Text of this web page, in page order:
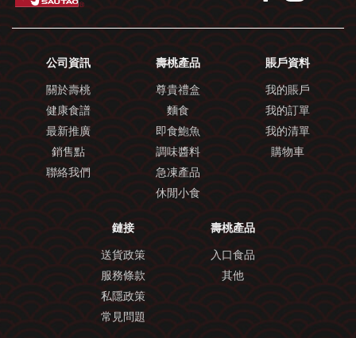
公司資訊
關於壽桃
健康食譜
最新推廣
銷售點
聯絡我們
壽桃產品
尊貴禮盒
麵食
即食鮑魚
調味醬料
急凍產品
休閒小食
壽桃產品
入口食品
其他
鏈接
送貨政策
服務條款
私隱政策
常見問題
賬戶資料
我的賬戶
我的訂單
我的清單
購物車